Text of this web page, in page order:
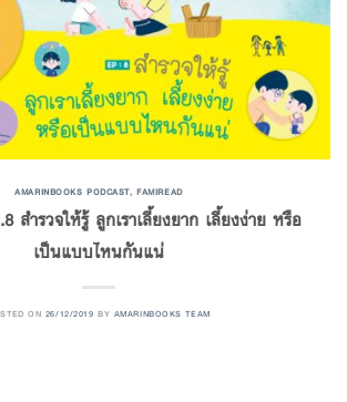
AMARINBOOKS PODCAST,FAMIREAD
สำรวจให้รู้ ลูกเราเลี้ยงยาก เลี้ยงง่าย หรือ
เป็นแบบไหนกันแน่
ON 26/12/2019 BY AMARINBOOKS TEAM